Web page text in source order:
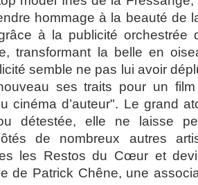
hommage à la beauté de
à la publicité orchestrée
transformant la belle en
semble ne pas lui avoir
ses traits pour un film
cinéma d’auteur". Le grand
détestée, elle ne laisse
de nombreux autres
les Restos du Cœur et
de Patrick Chêne, une